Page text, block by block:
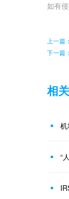
如有
上一
下一篇
相关
“